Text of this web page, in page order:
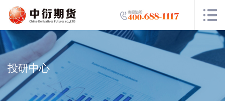
投研中心